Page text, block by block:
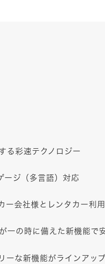
る彩速テクノロジー
ージ（多言語）対応
ー会社様とレンタカー利
一の時に備えた新機能で
ーな新機能がラインアップ